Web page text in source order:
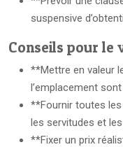
suspensive
Conseils pour le
**Mettre en valeur
l’emplacement
**Fournir toutes
les servitudes et
**Fixer un prix